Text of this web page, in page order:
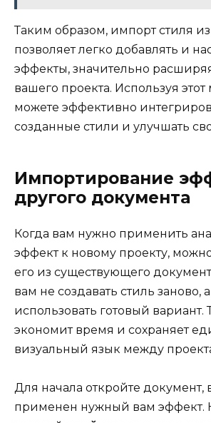
Таким образом, импорт стиля из
позволяет легко добавлять и
эффекты, значительно
вашего проекта. Используя этот
можете эффективно
созданные стили и улучшать
Импортирование
другого документа
Когда вам нужно применить
эффект к новому проекту,
его из существующего
вам не создавать стиль заново,
использовать готовый вариант.
экономит время и сохраняет
визуальный язык между
Для начала откройте документ,
применен нужный вам эффект.